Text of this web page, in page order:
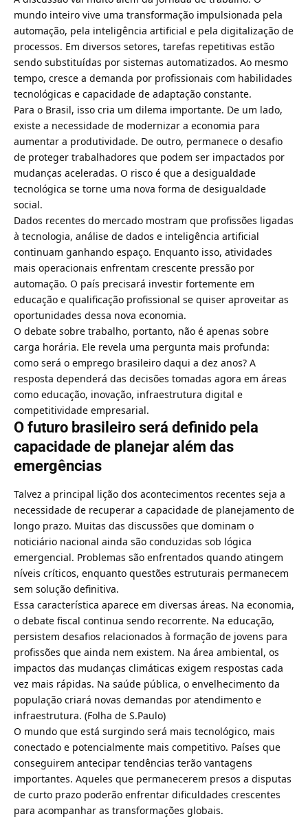
mundo inteiro vive uma transformação impulsionada pela
automação, pela inteligência artificial e pela digitalização de
processos. Em diversos setores, tarefas repetitivas estão
sendo substituídas por sistemas automatizados. Ao mesmo
tempo, cresce a demanda por profissionais com habilidades
tecnológicas e capacidade de adaptação constante.
Para o Brasil, isso cria um dilema importante. De um lado,
existe a necessidade de modernizar a economia para
aumentar a produtividade. De outro, permanece o desafio
de proteger trabalhadores que podem ser impactados por
mudanças aceleradas. O risco é que a desigualdade
tecnológica se torne uma nova forma de desigualdade
social.
Dados recentes do mercado mostram que profissões ligadas
à tecnologia, análise de dados e inteligência artificial
continuam ganhando espaço. Enquanto isso, atividades
mais operacionais enfrentam crescente pressão por
automação. O país precisará investir fortemente em
educação e qualificação profissional se quiser aproveitar as
oportunidades dessa nova economia.
O debate sobre trabalho, portanto, não é apenas sobre
carga horária. Ele revela uma pergunta mais profunda:
como será o emprego brasileiro daqui a dez anos? A
resposta dependerá das decisões tomadas agora em áreas
como educação, inovação, infraestrutura digital e
competitividade empresarial.
O futuro brasileiro será definido pela
capacidade de planejar além das
emergências
Talvez a principal lição dos acontecimentos recentes seja a
necessidade de recuperar a capacidade de planejamento de
longo prazo. Muitas das discussões que dominam o
noticiário nacional ainda são conduzidas sob lógica
emergencial. Problemas são enfrentados quando atingem
níveis críticos, enquanto questões estruturais permanecem
sem solução definitiva.
Essa característica aparece em diversas áreas. Na economia,
o debate fiscal continua sendo recorrente. Na educação,
persistem desafios relacionados à formação de jovens para
profissões que ainda nem existem. Na área ambiental, os
impactos das mudanças climáticas exigem respostas cada
vez mais rápidas. Na saúde pública, o envelhecimento da
população criará novas demandas por atendimento e
infraestrutura. (Folha de S.Paulo)
O mundo que está surgindo será mais tecnológico, mais
conectado e potencialmente mais competitivo. Países que
conseguirem antecipar tendências terão vantagens
importantes. Aqueles que permanecerem presos a disputas
de curto prazo poderão enfrentar dificuldades crescentes
para acompanhar as transformações globais.